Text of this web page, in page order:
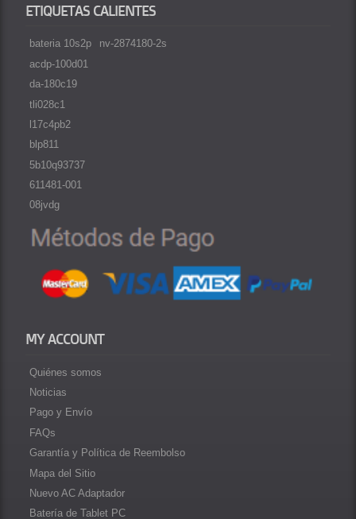
ETIQUETAS CALIENTES
bateria 10s2p
acdp-100d01
da-180c19
tli028c1
l17c4pb2
blp811
5b10q93737
611481-001
08jvdg
nv-2874180-2s
MY ACCOUNT
Quiénes somos
Noticias
Pago y Envío
FAQs
Garantía y Política de Reembolso
Mapa del Sitio
Nuevo AC Adaptador
Batería de Tablet PC